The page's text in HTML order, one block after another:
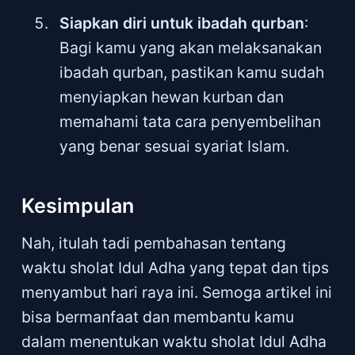
Siapkan diri untuk ibadah qurban:
Bagi kamu yang akan melaksanakan
ibadah qurban, pastikan kamu sudah
menyiapkan hewan kurban dan
memahami tata cara penyembelihan
yang benar sesuai syariat Islam.
Kesimpulan
Nah, itulah tadi pembahasan tentang
waktu sholat Idul Adha yang tepat dan tips
menyambut hari raya ini. Semoga artikel ini
bisa bermanfaat dan membantu kamu
dalam menentukan waktu sholat Idul Adha